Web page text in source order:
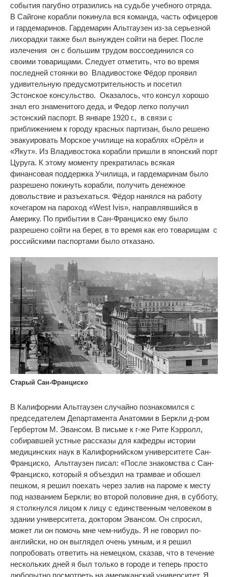
события пагубно отразились на судьбе учебного отряда.
В Сайгоне корабли покинула вся команда, часть офицеров
и гардемаринов. Гардемарин Альтгаузен из-за серьезной
лихорадки также был вынужден сойти на берег. После
излечения он с большим трудом воссоединился со
своими товарищами. Следует отметить, что во время
последней стоянки во Владивостоке Фёдор проявил
удивительную предусмотрительность и посетил
Эстонское консульство. Оказалось, что консул хорошо
знал его знаменитого деда, и Федор легко получил
эстонский паспорт. В январе 1920 г., в связи с
приближением к городу красных партизан, было решено
эвакуировать Морское училище на кораблях «Орёл» и
«Якут». Из Владивостока корабли пришли в японский порт
Цуруга. К этому моменту прекратилась всякая
финансовая поддержка Училища, и гардемаринам было
разрешено покинуть корабли, получить денежное
довольствие и разъехаться. Фёдор нанялся на работу
кочегаром на пароход «West Ivis», направлявшийся в
Америку. По прибытии в Сан-Франциско ему было
разрешено сойти на берег, в то время как его товарищам с
российскими паспортами было отказано.
Старый Сан-Франциско
В Калифорнии Альтгаузен случайно познакомился с
председателем Департамента Анатомии в Беркли д-ром
Гербертом М. Эвансом. В письме к г-же Рите Кэрролл,
собиравшей устные рассказы для кафедры истории
медицинских наук в Калифорнийском университете Сан-
Франциско, Альтгаузен писал: «После знакомства с Сан-
Франциско, который я объездил на трамвае и обошел
пешком, я решил поехать через залив на пароме к месту
под названием Беркли; во второй половине дня, в субботу,
я столкнулся лицом к лицу с единственным человеком в
здании университета, доктором Эвансом. Он спросил,
может ли он помочь мне чем-нибудь. Я не говорил по-
английски, но он выглядел очень умным, и я решил
попробовать ответить на немецком, сказав, что в течение
нескольких дней я был только в городе и теперь просто
любопытно посмотреть на американский университет. Я